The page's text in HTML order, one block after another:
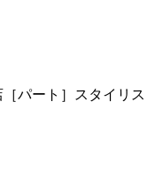
パート］スタイリス